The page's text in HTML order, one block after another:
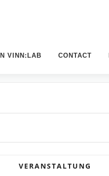
VINN:LAB CONTACT
VERANSTALTUNG